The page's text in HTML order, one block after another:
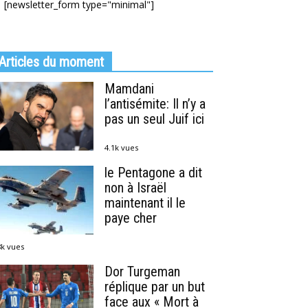
[newsletter_form type="minimal"]
du moment
Mamdani
l’antisémite: Il n’y a
pas un seul Juif ici
4.1k vues
le Pentagone a dit
non à Israël
maintenant il le
paye cher
vues
Dor Turgeman
réplique par un but
face aux « Mort à